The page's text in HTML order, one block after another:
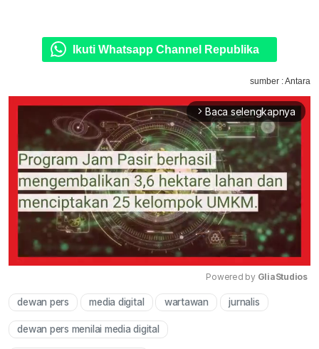
Ikuti Whatsapp Channel Republika
sumber : Antara
arrow_forward_ios Baca selengkapnya
Mute
Powered by GliaStudios
dewan pers media digital wartawan jurnalis
dewan pers menilai media digital